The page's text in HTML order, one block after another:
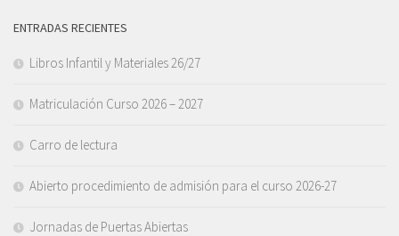
ENTRADAS RECIENTES
Libros Infantil y Materiales 26/27
Matriculación Curso 2026 – 2027
Carro de lectura
Abierto procedimiento de admisión para el curso 2026-27
Jornadas de Puertas Abiertas